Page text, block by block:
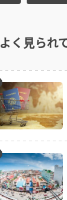
よく見られ